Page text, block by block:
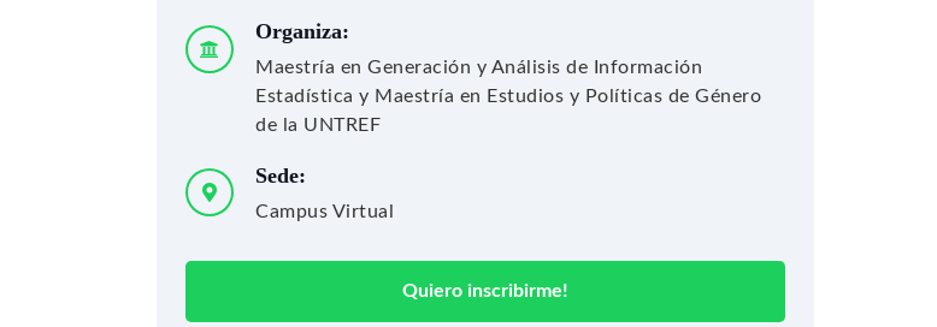
Organiza:
Maestría en Generación y Análisis de Información
Estadística y Maestría en Estudios y Políticas de Género
de la UNTREF
Sede:
Campus Virtual
Quiero inscribirme!